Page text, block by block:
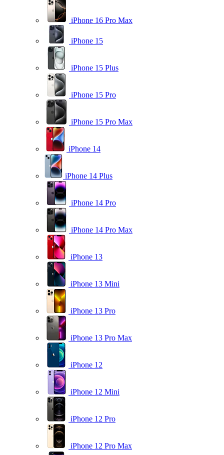
iPhone 16 Pro Max
iPhone 15
iPhone 15 Plus
iPhone 15 Pro
iPhone 15 Pro Max
iPhone 14
iPhone 14 Plus
iPhone 14 Pro
iPhone 14 Pro Max
iPhone 13
iPhone 13 Mini
iPhone 13 Pro
iPhone 13 Pro Max
iPhone 12
iPhone 12 Mini
iPhone 12 Pro
iPhone 12 Pro Max